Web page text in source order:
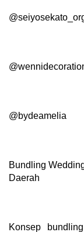
@bydeamelia
Bundling
Daerah
Konsep